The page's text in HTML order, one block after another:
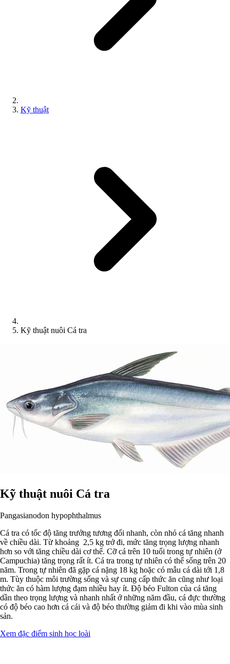
Kỹ thuật
Kỹ thuật nuôi Cá tra
Kỹ thuật nuôi Cá tra
Pangasianodon hypophthalmus
Cá tra có tốc độ tăng trưởng tương đối nhanh, còn nhỏ cá tăng nhanh
về chiều dài. Từ khoảng 2,5 kg trở đi, mức tăng trọng lượng nhanh
hơn so với tăng chiều dài cơ thể. Cỡ cá trên 10 tuổi trong tự nhiên (ở
Campuchia) tăng trọng rất ít. Cá tra trong tự nhiên có thể sống trên 20
năm. Trong tự nhiên đã gặp cá nặng 18 kg hoặc có mẫu cá dài tới 1,8
m. Tùy thuộc môi trường sống và sự cung cấp thức ăn cũng như loại
thức ăn có hàm lượng đạm nhiều hay ít. Ðộ béo Fulton của cá tăng
dần theo trọng lượng và nhanh nhất ở những năm đầu, cá đực thường
có độ béo cao hơn cá cái và độ béo thường giảm đi khi vào mùa sinh
sản.
Xem đặc điểm sinh học loài